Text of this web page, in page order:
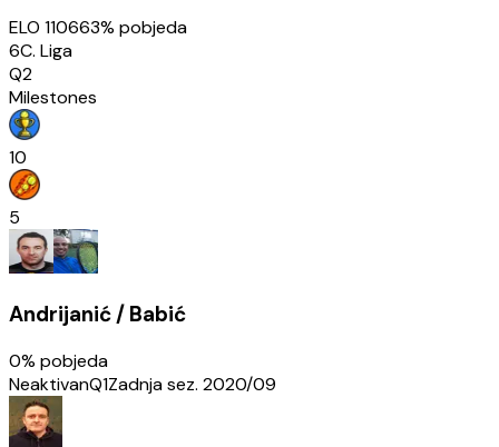
ELO 110663% pobjeda
6C. Liga
Q2
Milestones
10
5
Andrijanić / Babić
0% pobjeda
NeaktivanQ1Zadnja sez. 2020/09